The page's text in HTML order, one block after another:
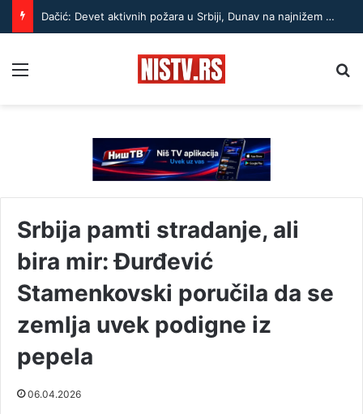
Dačić: Devet aktivnih požara u Srbiji, Dunav na najnižem nivou u poslednjih 100 godina
Srbija pamti stradanje, ali
bira mir: Đurđević
Stamenkovski poručila da se
zemlja uvek podigne iz
pepela
06.04.2026